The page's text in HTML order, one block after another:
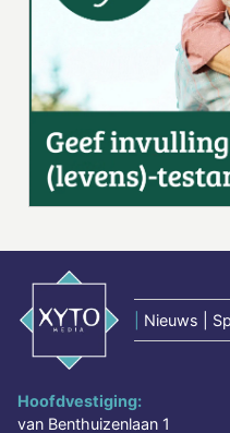
Nieuws |
Hoofdvestiging:
van Benthuizenlaan 1